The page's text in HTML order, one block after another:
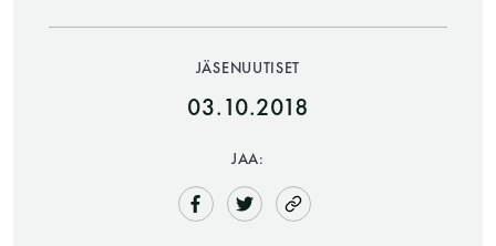
JÄSENUUTISET
03.10.2018
JAA: